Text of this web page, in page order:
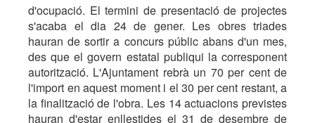
d'ocupació. El termini de presentació de projectes
s'acaba el dia 24 de gener. Les obres triades
hauran de sortir a concurs públic abans d'un mes,
des que el govern estatal publiqui la corresponent
autorització. L'Ajuntament rebrà un 70 per cent de
l'import en aquest moment i el 30 per cent restant, a
la finalització de l'obra. Les 14 actuacions previstes
hauran d'estar enllestides el 31 de desembre de